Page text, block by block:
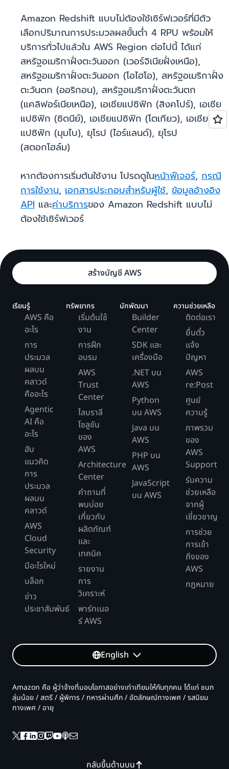
Amazon Redshift แบบไม่ต้องใช้เซิร์ฟเวอร์ที่มีตัว
เลือกปริมาณการประมวลผลขั้นต่ำ 4 RPU พร้อมให้
บริการทั่วไปแล้วใน AWS Region ต่อไปนี้ ได้แก่
สหรัฐอเมริกาฝั่งตะวันออก (เวอร์จิเนียฝั่งเหนือ),
สหรัฐอเมริกาฝั่งตะวันออก (โอไฮโอ), สหรัฐอเมริกาฝั่ง
ตะวันตก (ออริกอน), สหรัฐอเมริกาฝั่งตะวันตก
(แคลิฟอร์เนียเหนือ), เอเชียแปซิฟิก (สิงคโปร์), เอเชีย
แปซิฟิก (ซิดนีย์), เอเชียแปซิฟิก (โตเกียว), เอเชีย
แปซิฟิก (มุมไบ), ยุโรป (ไอร์แลนด์), ยุโรป
(สตอกโฮล์ม)
หากต้องการเริ่มต้นใช้งาน โปรดดูในหน้าฟีเจอร์, กรณี
การใช้งาน, เอกสารประกอบสำหรับผู้ใช้, ข้อมูลอ้างอิง
API และค่าบริการของ Amazon Redshift แบบไม่
ต้องใช้เซิร์ฟเวอร์
สร้างบัญชี AWS
เรียนรู้
AWS คือ
อะไร
การ
ประมวล
ผลบน
คลาวด์
คืออะไร
Agentic
AI คือ
อะไร
ฮับ
แนวคิด
การ
ประมวล
ผลบน
คลาวด์
AWS
Cloud
Security
มีอะไรใหม่
บล็อก
ข่าว
ประชาสัมพันธ์
ทรัพยากร
เริ่มต้นใช้
งาน
การฝึก
อบรม
AWS
Trust
Center
ไลบราลี
โซลูชัน
ของ
AWS
Architecture
Center
คำถามที่
พบบ่อย
เกี่ยวกับ
ผลิตภัณฑ์
และ
เทคนิค
รายงาน
การ
วิเคราะห์
พาร์ทเนอ
ร์ AWS
นักพัฒนา
Builder
Center
SDK และ
เครื่องมือ
.NET บน
AWS
Python
บน AWS
Java บน
AWS
PHP บน
AWS
JavaScript
บน AWS
ความช่วยเหลือ
ติดต่อเรา
ยื่นตั๋ว
แจ้ง
ปัญหา
AWS
re:Post
ศูนย์
ความรู้
ภาพรวม
ของ
AWS
Support
รับความ
ช่วยเหลือ
จากผู้
เชี่ยวชาญ
การช่วย
การเข้า
ถึงของ
AWS
กฎหมาย
English
กลับขึ้นด้านบน
Amazon คือ ผู้ว่าจ้างที่มอบโอกาสอย่างเท่าเทียมให้กับทุกคน ได้แก่ ชนก
ลุ่มน้อย / สตรี / ผู้พิการ / ทหารผ่านศึก / อัตลักษณ์ทางเพศ / รสนิยม
ทางเพศ / อายุ